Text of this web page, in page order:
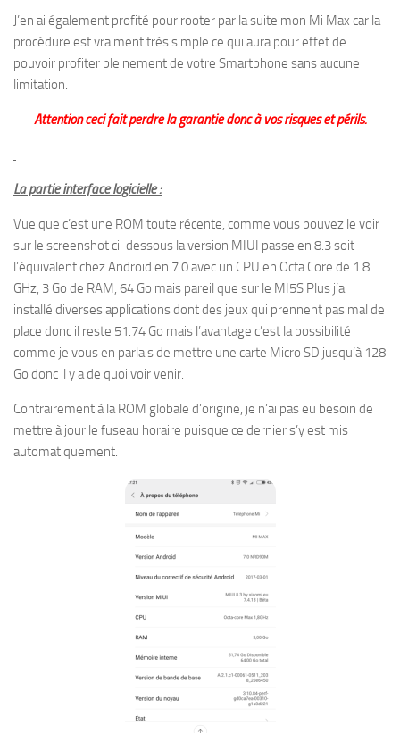
J’en ai également profité pour rooter par la suite mon Mi Max car la
procédure est vraiment très simple ce qui aura pour effet de
pouvoir profiter pleinement de votre Smartphone sans aucune
limitation.
Attention ceci fait perdre la garantie donc à vos risques et périls.
La partie interface logicielle :
Vue que c’est une ROM toute récente, comme vous pouvez le voir
sur le screenshot ci-dessous la version MIUI passe en 8.3 soit
l’équivalent chez Android en 7.0 avec un CPU en Octa Core de 1.8
GHz, 3 Go de RAM, 64 Go mais pareil que sur le MI5S Plus j’ai
installé diverses applications dont des jeux qui prennent pas mal de
place donc il reste 51.74 Go mais l’avantage c’est la possibilité
comme je vous en parlais de mettre une carte Micro SD jusqu’à 128
Go donc il y a de quoi voir venir.
Contrairement à la ROM globale d’origine, je n’ai pas eu besoin de
mettre à jour le fuseau horaire puisque ce dernier s’y est mis
automatiquement.